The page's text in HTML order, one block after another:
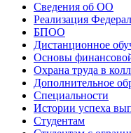
Сведения об ОО
Реализация
БПОО
Дистанционное
Основы
Охрана труда в
Дополнительное
Специальности
Истории успеха
Студентам